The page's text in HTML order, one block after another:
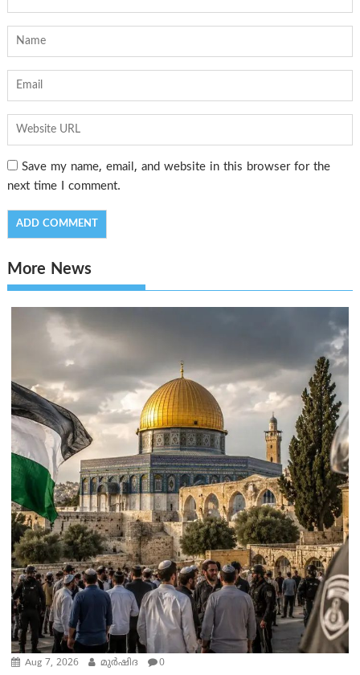
Save my name, email, and website in this browser for the
next time I comment.
More News
Aug 7, 2026 മുര്‍ഷിദ 0